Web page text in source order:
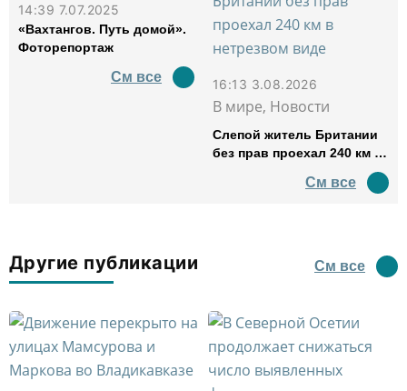
14:39 7.07.2025
«Вахтангов. Путь домой».
Фоторепортаж
См все 16:13 3.08.2026
В мире, Новости
Слепой житель Британии
без прав проехал 240 км в
См все
Другие публикации См все